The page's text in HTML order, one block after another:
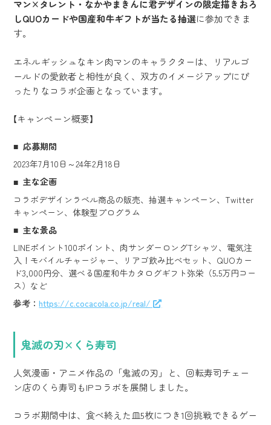
マン×タレント・なかやまきんに君デザインの限定描きおろ
しQUOカードや国産和牛ギフトが当たる抽選に参加できま
す。
エネルギッシュなキン肉マンのキャラクターは、リアルゴ
ールドの愛飲者と相性が良く、双方のイメージアップにぴ
ったりなコラボ企画となっています。
【キャンペーン概要】
応募期間
2023年7月10日～24年2月18日
主な企画
コラボデザインラベル商品の販売、抽選キャンペーン、Twitter
キャンペーン、体験型プログラム
主な景品
LINEポイント100ポイント、肉サンダーロングTシャツ、電気注
入！モバイルチャージャー、リアゴ飲み比べセット、QUOカー
ド3,000円分、選べる国産和牛カタログギフト弥栄（5.5万円コー
ス）など
参考：https://c.cocacola.co.jp/real/
鬼滅の刃×くら寿司
人気漫画・アニメ作品の「鬼滅の刃」と、回転寿司チェー
ン店のくら寿司もIPコラボを展開しました。
コラボ期間中は、食べ終えた皿5枚につき1回挑戦できるゲー